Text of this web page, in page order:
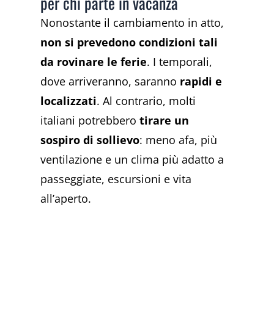
Nonostante il cambiamento in atto,
non si prevedono condizioni tali
da rovinare le ferie. I temporali,
dove arriveranno, saranno rapidi e
localizzati. Al contrario, molti
italiani potrebberotirare un
sospiro di sollievo: meno afa, più
ventilazione e un clima più adatto a
passeggiate, escursioni e vita
all’aperto.